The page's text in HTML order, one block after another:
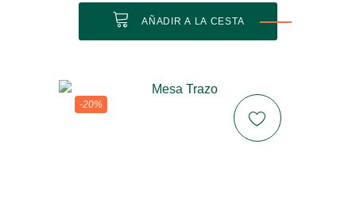
AÑADIR A LA CESTA
-20%